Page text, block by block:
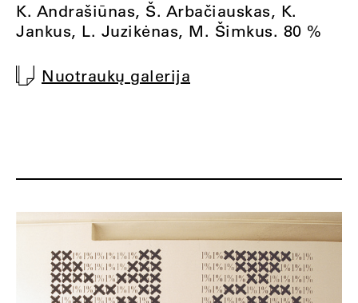
K. Andrašiūnas, Š. Arbačiauskas, K.
Jankus, L. Juzikėnas, M. Šimkus. 80 %
Nuotraukų galerija